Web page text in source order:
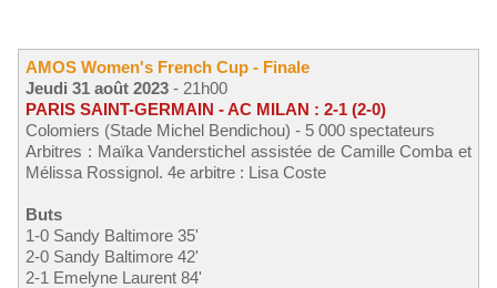
AMOS Women's French Cup - Finale
Jeudi 31 août 2023 - 21h00
PARIS SAINT-GERMAIN - AC MILAN : 2-1 (2-0)
Colomiers (Stade Michel Bendichou) - 5 000 spectateurs
Arbitres : Maïka Vanderstichel assistée de Camille Comba et
Mélissa Rossignol. 4e arbitre : Lisa Coste
Buts
1-0 Sandy Baltimore 35'
2-0 Sandy Baltimore 42'
2-1 Emelyne Laurent 84'